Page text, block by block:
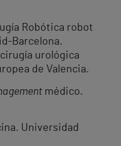
Robótica robot
Barcelona.
urológica
de Valencia.
médico.
Universidad